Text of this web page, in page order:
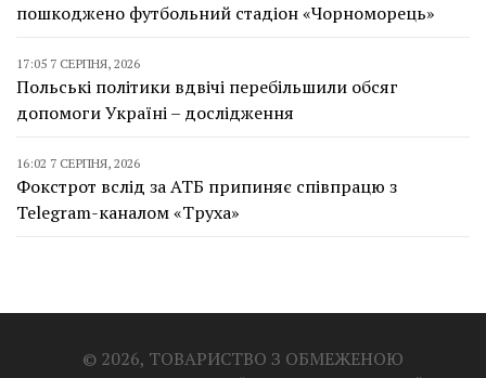
пошкоджено футбольний стадіон «Чорноморець»
17:05 7 СЕРПНЯ, 2026
Польські політики вдвічі перебільшили обсяг
допомоги Україні – дослідження
16:02 7 СЕРПНЯ, 2026
Фокстрот вслід за АТБ припиняє співпрацю з
Telegram-каналом «Труха»
© 2026, ТОВАРИСТВО З ОБМЕЖЕНОЮ